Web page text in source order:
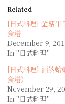
Related
[日式料理] 金菇牛
食譜
December 9,
In "日式料理"
[日式料理] 酒蒸蛤
食譜）
November 29,
In "日式料理"